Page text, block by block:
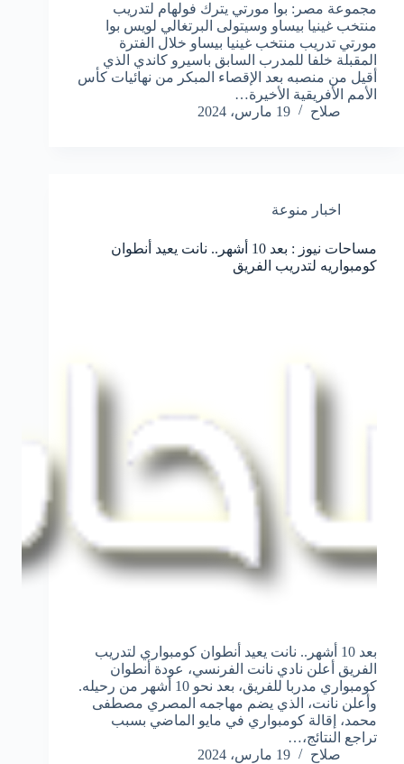
مجموعة مصر: بوا مورتي يترك فولهام لتدريب
منتخب غينيا بيساو وسيتولى البرتغالي لويس بوا
مورتي تدريب منتخب غينيا بيساو خلال الفترة
المقبلة خلفا للمدرب السابق باسيرو كاندي الذي
أقيل من منصبه بعد الإقصاء المبكر من نهائيات كأس
الأمم الأفريقية الأخيرة…
صلاح
19 مارس، 2024
اخبار منوعة
مساحات نيوز : بعد 10 أشهر.. نانت يعيد أنطوان
كومبواريه لتدريب الفريق
بعد 10 أشهر.. نانت يعيد أنطوان كومبواري لتدريب
الفريق أعلن نادي نانت الفرنسي، عودة أنطوان
كومبواري مدربا للفريق، بعد نحو 10 أشهر من رحيله.
وأعلن نانت، الذي يضم مهاجمه المصري مصطفى
محمد، إقالة كومبواري في مايو الماضي بسبب
تراجع النتائج،…
صلاح
19 مارس، 2024